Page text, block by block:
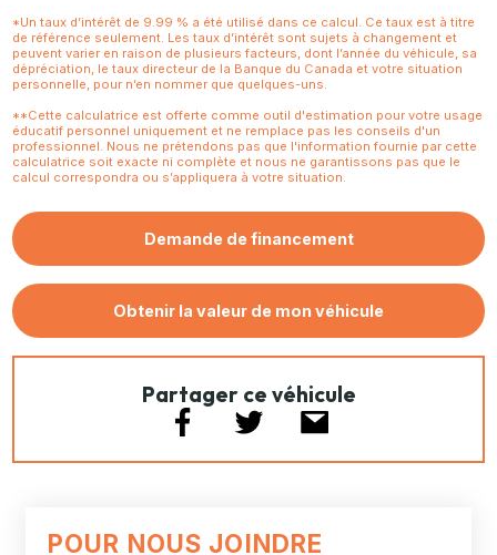
*Un taux d’intérêt de 9.99 % a été utilisé dans ce calcul. Ce taux est à titre
de référence seulement. Les taux d’intérêt sont sujets à changement et
peuvent varier en raison de plusieurs facteurs, dont l’année du véhicule, sa
dépréciation, le taux directeur de la Banque du Canada et votre situation
personnelle, pour n’en nommer que quelques-uns.
**Cette calculatrice est offerte comme outil d'estimation pour votre usage
éducatif personnel uniquement et ne remplace pas les conseils d'un
professionnel. Nous ne prétendons pas que l'information fournie par cette
calculatrice soit exacte ni complète et nous ne garantissons pas que le
calcul correspondra ou s’appliquera à votre situation.
Demande de financement
Obtenir la valeur de mon véhicule
Partager ce véhicule
POUR NOUS JOINDRE